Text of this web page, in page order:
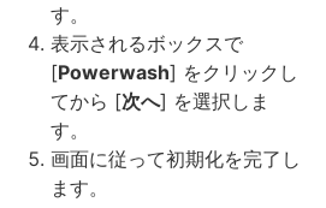
す。
表示されるボックスで
[Powerwash] をクリックし
てから [次へ] を選択しま
す。
画面に従って初期化を完了し
ます。